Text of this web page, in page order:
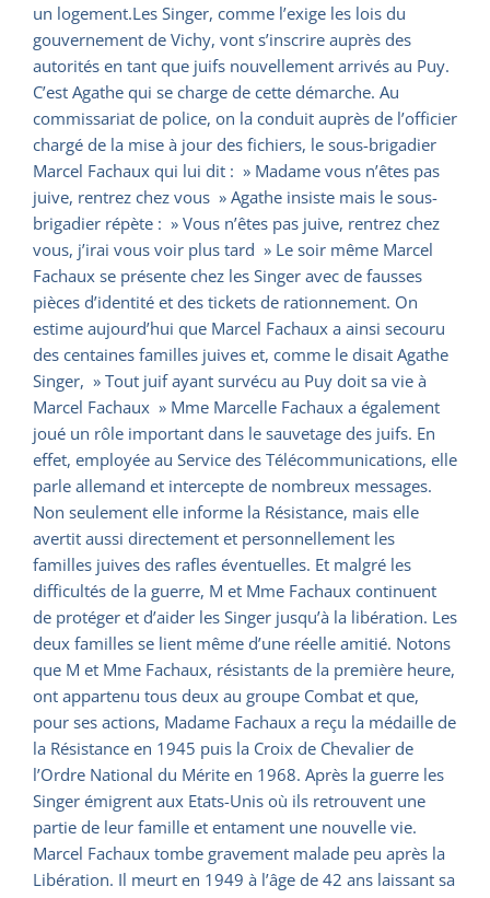
un logement.Les Singer, comme l’exige les lois du
gouvernement de Vichy, vont s’inscrire auprès des
autorités en tant que juifs nouvellement arrivés au Puy.
C’est Agathe qui se charge de cette démarche. Au
commissariat de police, on la conduit auprès de l’officier
chargé de la mise à jour des fichiers, le sous-brigadier
Marcel Fachaux qui lui dit : » Madame vous n’êtes pas
juive, rentrez chez vous » Agathe insiste mais le sous-
brigadier répète : » Vous n’êtes pas juive, rentrez chez
vous, j’irai vous voir plus tard » Le soir même Marcel
Fachaux se présente chez les Singer avec de fausses
pièces d’identité et des tickets de rationnement. On
estime aujourd’hui que Marcel Fachaux a ainsi secouru
des centaines familles juives et, comme le disait Agathe
Singer, » Tout juif ayant survécu au Puy doit sa vie à
Marcel Fachaux » Mme Marcelle Fachaux a également
joué un rôle important dans le sauvetage des juifs. En
effet, employée au Service des Télécommunications, elle
parle allemand et intercepte de nombreux messages.
Non seulement elle informe la Résistance, mais elle
avertit aussi directement et personnellement les
familles juives des rafles éventuelles. Et malgré les
difficultés de la guerre, M et Mme Fachaux continuent
de protéger et d’aider les Singer jusqu’à la libération. Les
deux familles se lient même d’une réelle amitié. Notons
que M et Mme Fachaux, résistants de la première heure,
ont appartenu tous deux au groupe Combat et que,
pour ses actions, Madame Fachaux a reçu la médaille de
la Résistance en 1945 puis la Croix de Chevalier de
l’Ordre National du Mérite en 1968. Après la guerre les
Singer émigrent aux Etats-Unis où ils retrouvent une
partie de leur famille et entament une nouvelle vie.
Marcel Fachaux tombe gravement malade peu après la
Libération. Il meurt en 1949 à l’âge de 42 ans laissant sa